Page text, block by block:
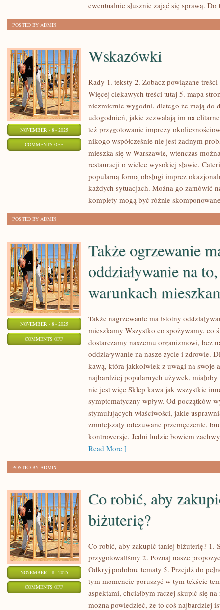
TAKIEJ
PRACY
ewentualnie słusznie zająć się sprawą. Do
POSTED BY ADMIN
NOVEMBER - 8 - 2025
COMMENTS OFFON
WSKAZÓWKI
Wskazówki
Rady 1. teksty 2. Zobacz powiązane
Więcej ciekawych treści tutaj 5. mapa
niezmiernie wygodni, dlatego że mają do
udogodnień, jakie zezwalają im na
też przygotowanie imprezy
nikogo współcześnie nie jest żadnym
mieszka się w Warszawie, wtenczas
restauracji o wielce wysokiej sławie.
popularną formą obsługi imprez
każdych sytuacjach. Można go zamówić
komplety mogą być różnie
POSTED BY ADMIN
NOVEMBER - 8 - 2025
COMMENTS OFFON
OGRZEWANIE
ZNACZĄCY
ODDZIAŁYWANIE
WARUNKACH
MIESZKAMY
Także ogrzewanie
oddziaływanie na
warunkach
Także nagrzewanie ma istotny
mieszkamy Wszystko co spożywamy, co
dostarczamy naszemu organizmowi, bez
oddziaływanie na nasze życie i zdrowie.
kawą, która jakkolwiek z uwagi na swoje
najbardziej popularnych używek, miałoby
nie jest więc Sklep kawa jak wszystkie
symptomatyczny wpływ. Od początków
stymulujących właściwości, jakie
zmniejszały odczuwane przemęczenie,
kontrowersje. Jedni ludzie bowiem
Read More ]
POSTED BY ADMIN
NOVEMBER - 8 - 2025
COMMENTS OFFON
Co robić, aby
biżuterię?
Co robić, aby zakupić taniej biżuterię? 1.
przygotowaliśmy 2. Poznaj nasze
Odkryj podobne tematy 5. Przejdź do
tym momencie poruszyć w tym tekście
aspektami, chciałbym raczej skupić się
można powiedzieć, że to coś najbardziej